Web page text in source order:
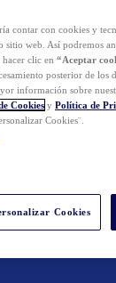
contar con cookies y
sitio web. Así podremos
clic en “Aceptar
posterior de
información sobre
Cookies y Política de
Cookies¨.
Cookies